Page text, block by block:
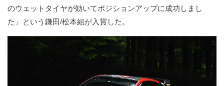
のウェットタイヤが効いてポジションアップに成功しまし
た」という鎌田/松本組が入賞した。